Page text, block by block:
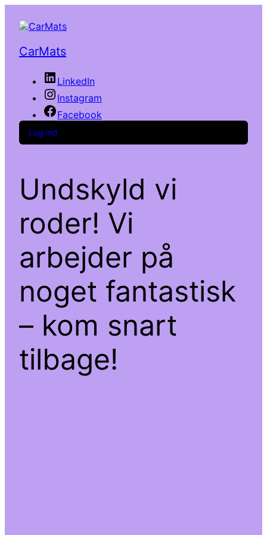
CarMats
LinkedIn
Instagram
Facebook
Log ind
Undskyld vi
roder! Vi
arbejder på
noget fantastisk
– kom snart
tilbage!